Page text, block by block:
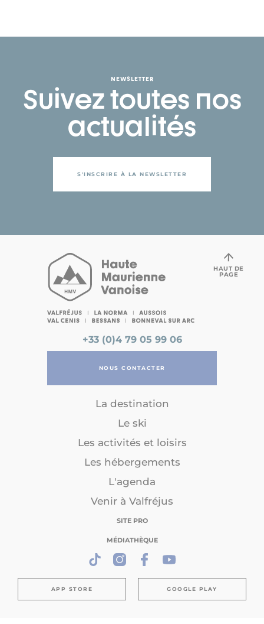
NEWSLETTER
Suivez toutes nos
actualités
S'INSCRIRE À LA NEWSLETTER
+33 (0)4 79 05 99 06
NOUS CONTACTER
La destination
Le ski
Les activités et loisirs
Les hébergements
L'agenda
Venir à Valfréjus
SITE PRO
MÉDIATHÈQUE
APP STORE GOOGLE PLAY
HAUT DE
PAGE